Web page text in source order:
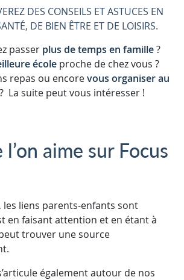
DES CONSEILS ET ASTUCES EN
DE BIEN ÊTRE ET DE LOISIRS.
passer plus de temps en famille?
écoleproche de chez vous ?
repas ou encorevous organiser au
? La suite peut vous intéresser !
aime sur Focus
les liens parents-enfants sont
en faisant attention et en étant à
peut trouver une source
également autour de nos